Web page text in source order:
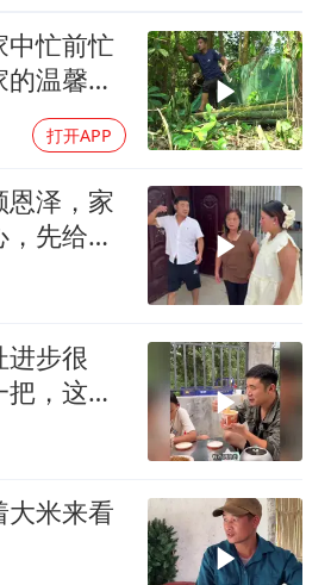
中忙前忙
温馨日
打开APP
恩泽，家
先给她
进步很
，这才
大米来看